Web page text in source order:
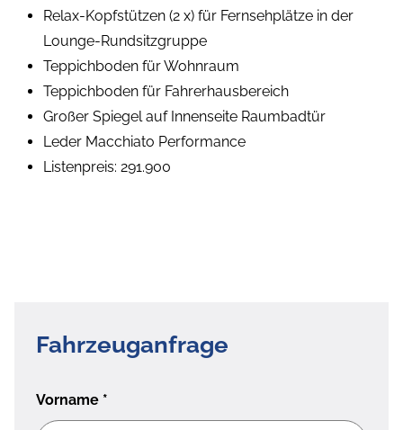
Relax-Kopfstützen (2 x) für Fernsehplätze in der
Lounge-Rundsitzgruppe
Teppichboden für Wohnraum
Teppichboden für Fahrerhausbereich
Großer Spiegel auf Innenseite Raumbadtür
Leder Macchiato Performance
Listenpreis: 291.900 
Fahrzeuganfrage
Vorname *